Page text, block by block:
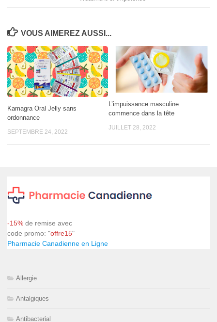
VOUS AIMEREZ AUSSI...
Kamagra Oral Jelly sans
ordonnance
SEPTEMBRE 24, 2022
L’impuissance masculine
commence dans la tête
JUILLET 28, 2022
-15% de remise avec
code promo: "offre15"
Pharmacie Canadienne en Ligne
Allergie
Antalgiques
Antibacterial